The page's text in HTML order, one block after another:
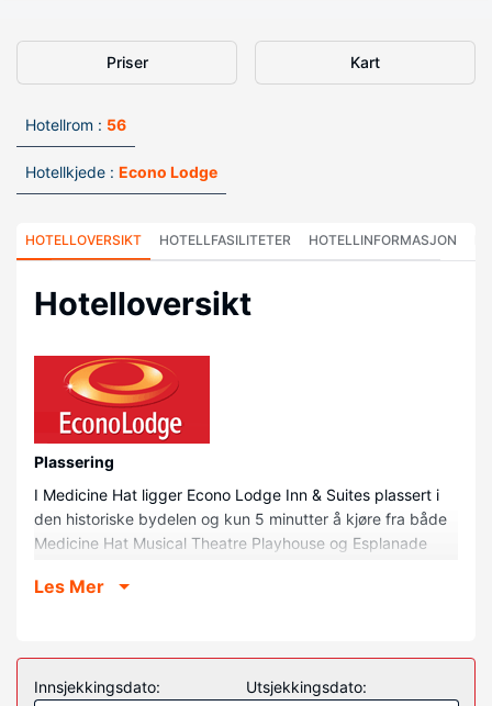
Priser Kart
Hotellrom : 56
Hotellkjede : Econo Lodge
HOTELLOVERSIKT HOTELLFASILITETER HOTELLINFORMASJON
Hotelloversikt
Plassering
I Medicine Hat ligger Econo Lodge Inn & Suites plassert i
den historiske bydelen og kun 5 minutter å kjøre fra både
Medicine Hat Musical Theatre Playhouse og Esplanade
familievennlig profil ligger 1,7 mi (2,7 km) unna Riverside
Les Mer
Innsjekkingsdato: Utsjekkingsdato: